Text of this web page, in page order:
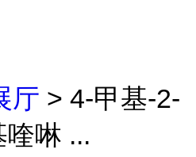
厅 > 4-甲基-2-
啉 ...